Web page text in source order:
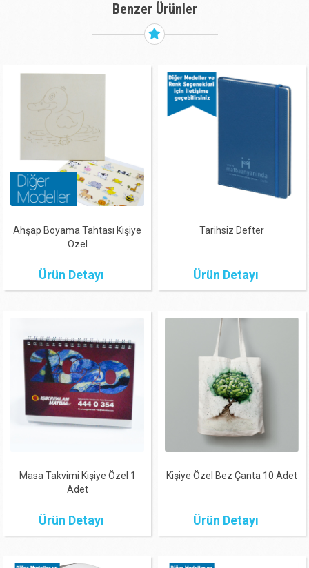
Benzer Ürünler
Ahşap Boyama Tahtası Kişiye
Özel
Ürün Detayı
Tarihsiz Defter
Ürün Detayı
Masa Takvimi Kişiye Özel 1
Adet
Ürün Detayı
Kişiye Özel Bez Çanta 10 Adet
Ürün Detayı